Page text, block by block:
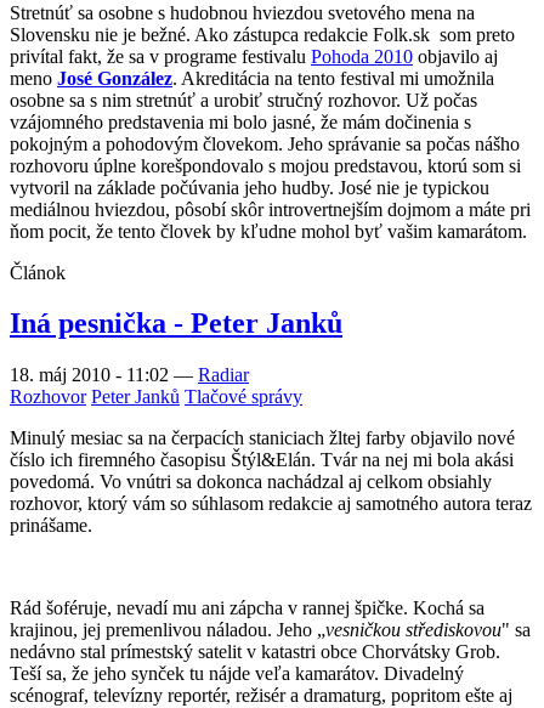
Stretnúť sa osobne s hudobnou hviezdou svetového mena na
Slovensku nie je bežné. Ako zástupca redakcie Folk.sk som preto
privítal fakt, že sa v programe festivalu Pohoda 2010 objavilo aj
meno José González. Akreditácia na tento festival mi umožnila
osobne sa s nim stretnúť a urobiť stručný rozhovor. Už počas
vzájomného predstavenia mi bolo jasné, že mám dočinenia s
pokojným a pohodovým človekom. Jeho správanie sa počas nášho
rozhovoru úplne korešpondovalo s mojou predstavou, ktorú som si
vytvoril na základe počúvania jeho hudby. José nie je typickou
mediálnou hviezdou, pôsobí skôr introvertnejším dojmom a máte pri
ňom pocit, že tento človek by kľudne mohol byť vašim kamarátom.
Článok
Iná pesnička - Peter Janků
18. máj 2010 - 11:02 — Radiar
Rozhovor Peter Janků Tlačové správy
Minulý mesiac sa na čerpacích staniciach žltej farby objavilo nové
číslo ich firemného časopisu Štýl&Elán. Tvár na nej mi bola akási
povedomá. Vo vnútri sa dokonca nachádzal aj celkom obsiahly
rozhovor, ktorý vám so súhlasom redakcie aj samotného autora teraz
prinášame.
Rád šoféruje, nevadí mu ani zápcha v rannej špičke. Kochá sa
krajinou, jej premenlivou náladou. Jeho „vesničkou střediskovou" sa
nedávno stal prímestský satelit v katastri obce Chorvátsky Grob.
Teší sa, že jeho synček tu nájde veľa kamarátov. Divadelný
scénograf, televízny reportér, režisér a dramaturg, popritom ešte aj